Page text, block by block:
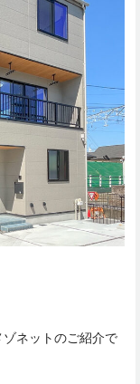
ネットのご紹介で